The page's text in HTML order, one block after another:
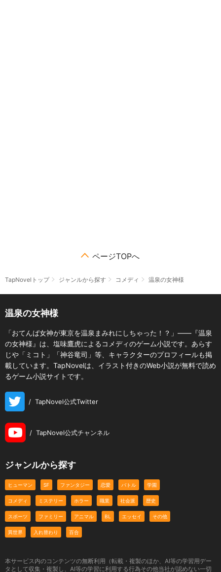
ページTOPへ
TapNovelトップ ジャンルから探す コメディ 温泉の女神様
温泉の女神様
「おてんば女神が東京を温泉まみれにしちゃった！？」――『温泉
の女神様』は、塩味鷹虎によるコメディのゲーム小説です。あらす
じや「ミコト」「神谷竜司」等、キャラクターのプロフィールも掲
載しています。TapNovelは、イラスト付きのWeb小説が無料で読め
るゲーム小説サイトです。
/ TapNovel公式Twitter
/ TapNovel公式チャンネル
ジャンルから探す
ヒューマン SF ファンタジー 恋愛 バトル 学園
コメディ ミステリー ホラー 職業 社会派 歴史
スポーツ ファミリー アニマル BL エッセイ その他
異世界 入れ替わり 百合
本サービス内のコンテンツの無断利用（転載・複製のほか、AI等の学習用デー
タとして収集・複製し、AI等の学習に利用する行為その他当社が認めない一切